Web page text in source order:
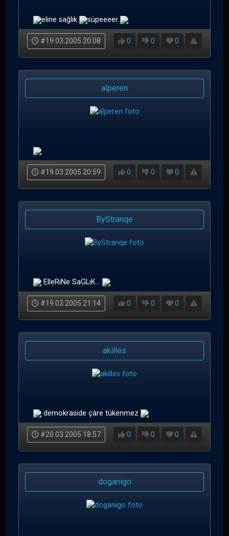
eline sağlık süpeeeer
#19.03.2005 20:08 0 0 0
alperen
#19.03.2005 20:59 0 0 0
ByStranqe
ElleRiNe SaGLıK...
#19.03.2005 21:14 0 0 0
akilles
demokraside çare tükenmez
#20.03.2005 18:57 0 0 0
doganigo